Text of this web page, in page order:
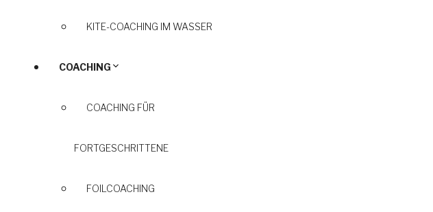
KITE-COACHING IM WASSER
COACHING
COACHING FÜR
FORTGESCHRITTENE
FOILCOACHING